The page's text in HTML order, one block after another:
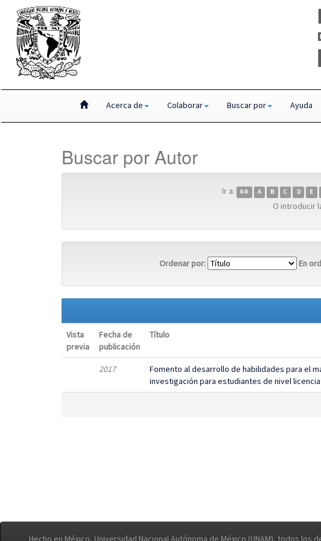
Acerca de Colaborar Buscar por Ayuda
Buscar por Autor
Ir a: 0-9 A B C D E
O introducir
Ordenar por: En
Vista
previa
Fecha de
publicación
Título
2017
Fomento al desarrollo de habilidades para el
investigación para estudiantes de nivel